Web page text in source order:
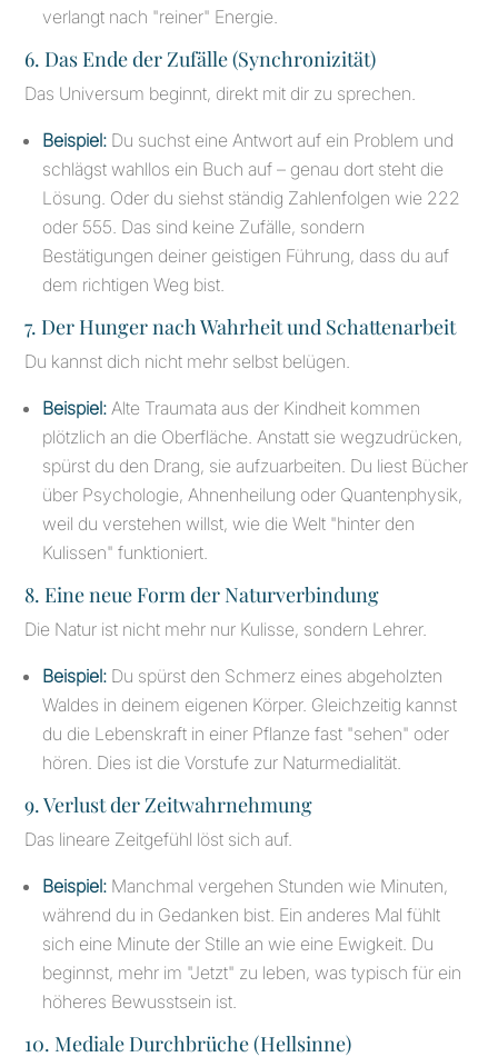
verlangt nach "reiner" Energie.
6. Das Ende der Zufälle (Synchronizität)
Das Universum beginnt, direkt mit dir zu sprechen.
Beispiel: Du suchst eine Antwort auf ein Problem und
schlägst wahllos ein Buch auf – genau dort steht die
Lösung. Oder du siehst ständig Zahlenfolgen wie 222
oder 555. Das sind keine Zufälle, sondern
Bestätigungen deiner geistigen Führung, dass du auf
dem richtigen Weg bist.
7. Der Hunger nach Wahrheit und Schattenarbeit
Du kannst dich nicht mehr selbst belügen.
Beispiel: Alte Traumata aus der Kindheit kommen
plötzlich an die Oberfläche. Anstatt sie wegzudrücken,
spürst du den Drang, sie aufzuarbeiten. Du liest Bücher
über Psychologie, Ahnenheilung oder Quantenphysik,
weil du verstehen willst, wie die Welt "hinter den
Kulissen" funktioniert.
8. Eine neue Form der Naturverbindung
Die Natur ist nicht mehr nur Kulisse, sondern Lehrer.
Beispiel: Du spürst den Schmerz eines abgeholzten
Waldes in deinem eigenen Körper. Gleichzeitig kannst
du die Lebenskraft in einer Pflanze fast "sehen" oder
hören. Dies ist die Vorstufe zur Naturmedialität.
9. Verlust der Zeitwahrnehmung
Das lineare Zeitgefühl löst sich auf.
Beispiel: Manchmal vergehen Stunden wie Minuten,
während du in Gedanken bist. Ein anderes Mal fühlt
sich eine Minute der Stille an wie eine Ewigkeit. Du
beginnst, mehr im "Jetzt" zu leben, was typisch für ein
höheres Bewusstsein ist.
10. Mediale Durchbrüche (Hellsinne)